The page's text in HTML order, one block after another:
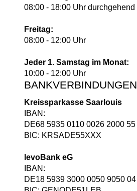
08:00 - 18:00 Uhr durchgehend
Freitag:
08:00 - 12:00 Uhr
Jeder 1. Samstag im Monat:
10:00 - 12:00 Uhr
BANKVERBINDUNGEN
Kreissparkasse Saarlouis
IBAN:
DE68 5935 0110 0026 2000 55
BIC: KRSADE55XXX
levoBank eG
IBAN:
DE18 5939 3000 0050 9050 04